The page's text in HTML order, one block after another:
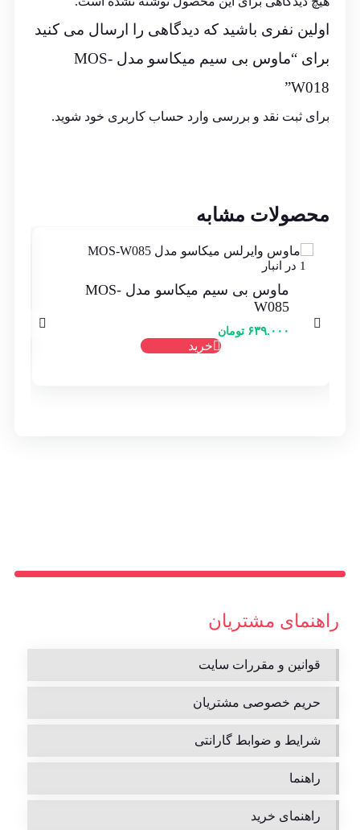
اولین نفری باشید که دیدگاهی را ارسال می کنید
برای “ماوس بی سیم میکاسو مدل MOS-
W018”
برای ثبت نقد و بررسی وارد حساب کاربری خود شوید.
محصولات مشابه
1 در انبار
ماوس بی سیم میکاسو مدل MOS-
W085
۶۳۹.۰۰۰ تومان
خرید
راهنمای مشتریان
قوانین و مقررات سایت
حریم خصوصی مشتریان
شرایط و ضوابط گارانتی
راهنما
راهنمای خرید